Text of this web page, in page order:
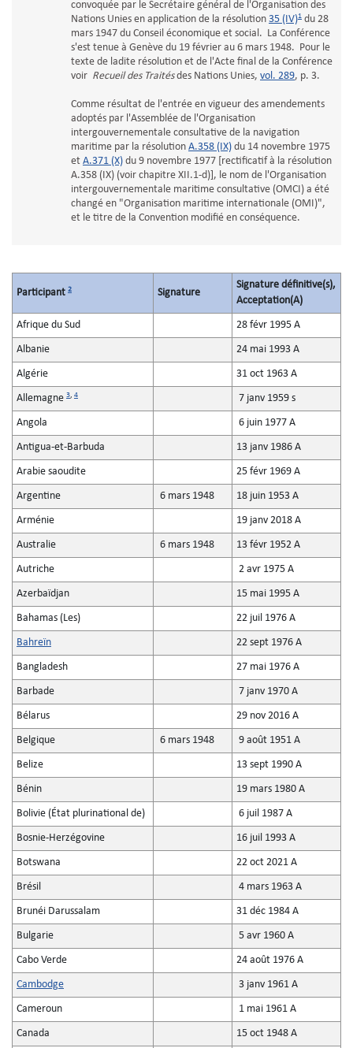
convoquée par le Secrétaire général de l'Organisation des
Nations Unies en application de la résolution 35 (IV)1 du 28
mars 1947 du Conseil économique et social. La Conférence
s'est tenue à Genève du 19 février au 6 mars 1948. Pour le
texte de ladite résolution et de l'Acte final de la Conférence
voir Recueil des Traitésdes Nations Unies, vol. 289, p. 3.
Comme résultat de l'entrée en vigueur des amendements
adoptés par l'Assemblée de l'Organisation
intergouvernementale consultative de la navigation
maritime par la résolution A.358 (IX) du 14 novembre 1975
et A.371 (X) du 9 novembre 1977 [rectificatif à la résolution
A.358 (IX) (voir chapitre XII.1-d)], le nom de l'Organisation
intergouvernementale maritime consultative (OMCI) a été
changé en "Organisation maritime internationale (OMI)",
et le titre de la Convention modifié en conséquence.
Participant 2 Signature
Signature définitive(s),
Acceptation(A)
Afrique du Sud 28 févr 1995 A
Albanie 24 mai 1993 A
Algérie 31 oct 1963 A
Allemagne 3, 4 7 janv 1959 s
Angola 6 juin 1977 A
Antigua-et-Barbuda 13 janv 1986 A
Arabie saoudite 25 févr 1969 A
Argentine 6 mars 1948 18 juin 1953 A
Arménie 19 janv 2018 A
Australie 6 mars 1948 13 févr 1952 A
Autriche 2 avr 1975 A
Azerbaïdjan 15 mai 1995 A
Bahamas (Les) 22 juil 1976 A
Bahreïn 22 sept 1976 A
Bangladesh 27 mai 1976 A
Barbade 7 janv 1970 A
Bélarus 29 nov 2016 A
Belgique 6 mars 1948 9 août 1951 A
Belize 13 sept 1990 A
Bénin 19 mars 1980 A
Bolivie (État plurinational de) 6 juil 1987 A
Bosnie-Herzégovine 16 juil 1993 A
Botswana 22 oct 2021 A
Brésil 4 mars 1963 A
Brunéi Darussalam 31 déc 1984 A
Bulgarie 5 avr 1960 A
Cabo Verde 24 août 1976 A
Cambodge 3 janv 1961 A
Cameroun 1 mai 1961 A
Canada 15 oct 1948 A